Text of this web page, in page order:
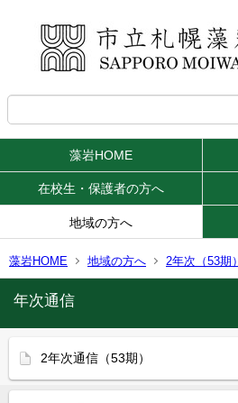
藻岩HOME
在校生・保護者の方へ
地域の方へ
藻岩HOME 地域の方へ 2年次（53期）
年次通信
2年次通信（53期）